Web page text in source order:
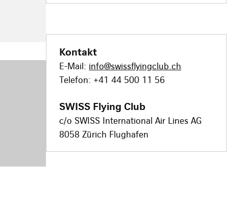
Kontakt
E-Mail: info@swissflyingclub.ch
Telefon: +41 44 500 11 56
SWISS Flying Club
c/o SWISS International Air Lines AG
8058 Zürich Flughafen